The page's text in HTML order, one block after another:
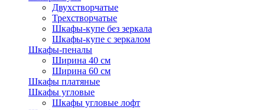
Двухстворчатые
Трехстворчатые
Шкафы-купе без зеркала
Шкафы-купе с зеркалом
Шкафы-пеналы
Ширина 40 см
Ширина 60 см
Шкафы платяные
Шкафы угловые
Шкафы угловые лофт